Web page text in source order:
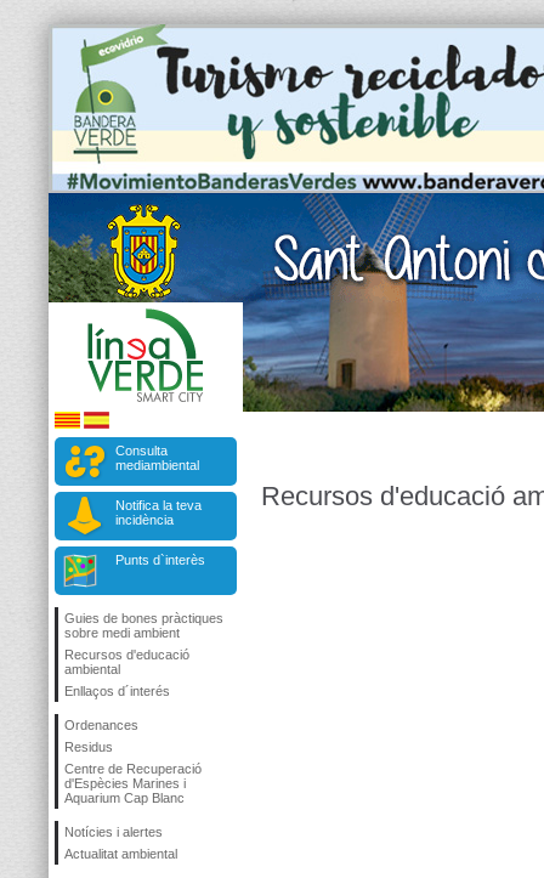
Consulta
mediambiental
Notifica la teva
incidència
Punts d`interès
Guies de bones pràctiques
sobre medi ambient
Recursos d'educació
ambiental
Enllaços d´interés
Ordenances
Residus
Centre de Recuperació
d'Espècies Marines i
Aquarium Cap Blanc
Notícies i alertes
Actualitat ambiental
Recursos d'educació